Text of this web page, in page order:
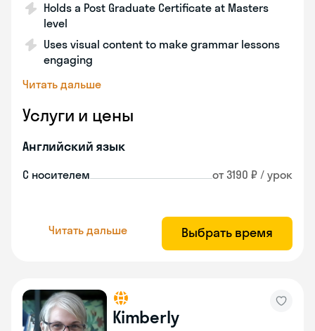
Holds a Post Graduate Certificate at Masters
level
Uses visual content to make grammar lessons
engaging
Читать дальше
Услуги и цены
Английский язык
С носителем от 3190 ₽ / урок
Читать дальше Выбрать время
Kimberly